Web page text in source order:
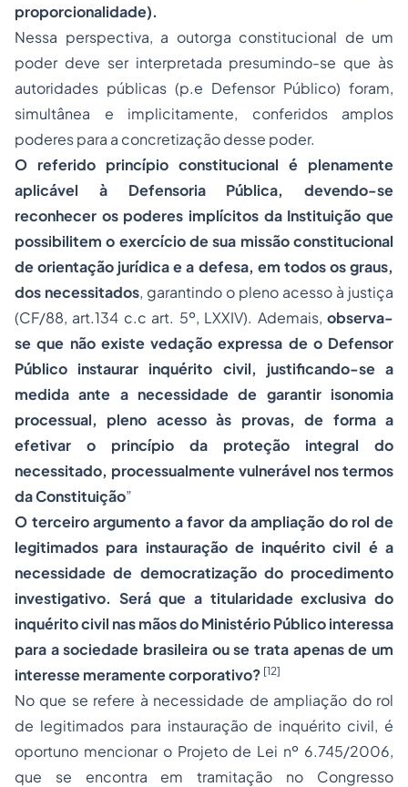
proporcionalidade).
Nessa perspectiva, a outorga constitucional de um
poder deve ser interpretada presumindo-se que às
autoridades públicas (p.e Defensor Público) foram,
simultânea e implicitamente, conferidos amplos
poderes para a concretização desse poder.
O referido princípio constitucional é plenamente
aplicável à Defensoria Pública, devendo-se
reconhecer os poderes implícitos da Instituição que
possibilitem o exercício de sua missão constitucional
de orientação jurídica e a defesa, em todos os graus,
dos necessitados, garantindo o pleno acesso à justiça
(CF/88, art.134 c.c art. 5º, LXXIV). Ademais, observa-
se que não existe vedação expressa de o Defensor
Público instaurar inquérito civil, justificando-se a
medida ante a necessidade de garantir isonomia
processual, pleno acesso às provas, de forma a
efetivar o princípio da proteção integral do
necessitado, processualmente vulnerável nos termos
da Constituição”
O terceiro argumento a favor da ampliação do rol de
legitimados para instauração de inquérito civil é a
necessidade de democratização do procedimento
investigativo. Será que a titularidade exclusiva do
inquérito civil nas mãos do Ministério Público interessa
para a sociedade brasileira ou se trata apenas de um
interesse meramente corporativo? [12]
No que se refere à necessidade de ampliação do rol
de legitimados para instauração de inquérito civil, é
oportuno mencionar o Projeto de Lei nº 6.745/2006,
que se encontra em tramitação no Congresso